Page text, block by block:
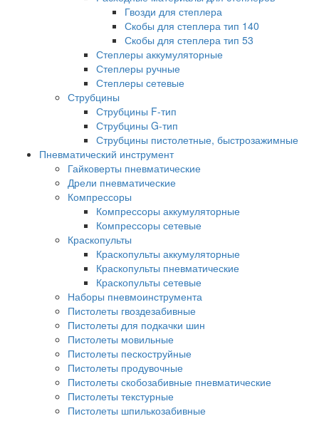
Гвозди для степлера
Скобы для степлера тип 140
Скобы для степлера тип 53
Степлеры аккумуляторные
Степлеры ручные
Степлеры сетевые
Струбцины
Струбцины F-тип
Струбцины G-тип
Струбцины пистолетные, быстрозажимные
Пневматический инструмент
Гайковерты пневматические
Дрели пневматические
Компрессоры
Компрессоры аккумуляторные
Компрессоры сетевые
Краскопульты
Краскопульты аккумуляторные
Краскопульты пневматические
Краскопульты сетевые
Наборы пневмоинструмента
Пистолеты гвоздезабивные
Пистолеты для подкачки шин
Пистолеты мовильные
Пистолеты пескоструйные
Пистолеты продувочные
Пистолеты скобозабивные пневматические
Пистолеты текстурные
Пистолеты шпилькозабивные